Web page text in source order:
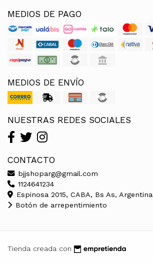
MEDIOS DE PAGO
MEDIOS DE ENVÍO
NUESTRAS REDES SOCIALES
CONTACTO
bjjshoparg@gmail.com
1124641234
Espinosa 2015, CABA, Bs As, Argentina
Botón de arrepentimiento
Tienda creada con